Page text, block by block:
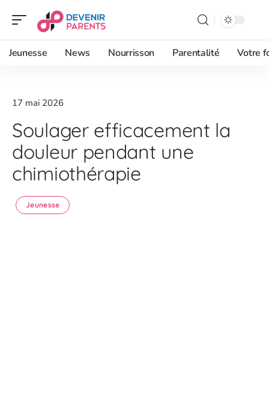
Jeunesse News Nourrisson Parentalité Votre
17 mai 2026
Soulager efficacement la
douleur pendant une
chimiothérapie
Jeunesse